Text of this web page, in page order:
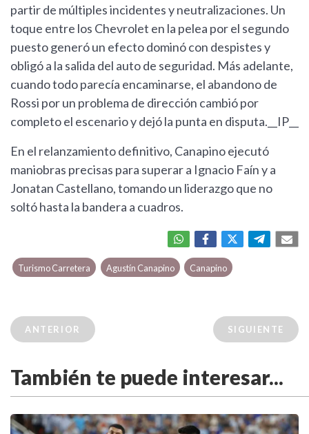
partir de múltiples incidentes y neutralizaciones. Un
toque entre los Chevrolet en la pelea por el segundo
puesto generó un efecto dominó con despistes y
obligó a la salida del auto de seguridad. Más adelante,
cuando todo parecía encaminarse, el abandono de
Rossi por un problema de dirección cambió por
completo el escenario y dejó la punta en disputa.__IP__
En el relanzamiento definitivo, Canapino ejecutó
maniobras precisas para superar a Ignacio Faín y a
Jonatan Castellano, tomando un liderazgo que no
soltó hasta la bandera a cuadros.
Turismo Carretera Agustín Canapino Canapino
ANTERIOR SIGUIENTE
También te puede interesar...